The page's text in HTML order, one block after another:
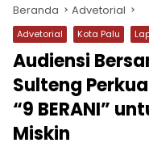
Beranda Advetorial
Advetorial Kota Palu
Audiensi
Sulteng
“9 BERANI”
Miskin